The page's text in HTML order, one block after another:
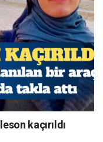
kaçırıldı